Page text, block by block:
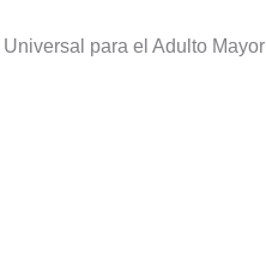
para el Adulto